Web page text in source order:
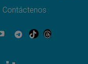
invisibles de una
Papa León señalará
Contáctenos